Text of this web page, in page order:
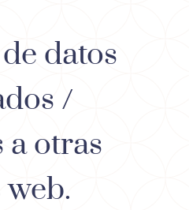
datos
/
a otras